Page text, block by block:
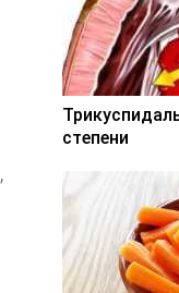
степени